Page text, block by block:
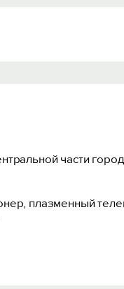
части
плазменный